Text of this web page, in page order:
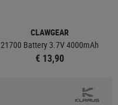
CLAWGEAR
21700 Battery 3.7V 4000mAh
€ 13,90